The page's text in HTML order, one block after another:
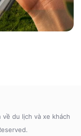
du lịch và xe khách